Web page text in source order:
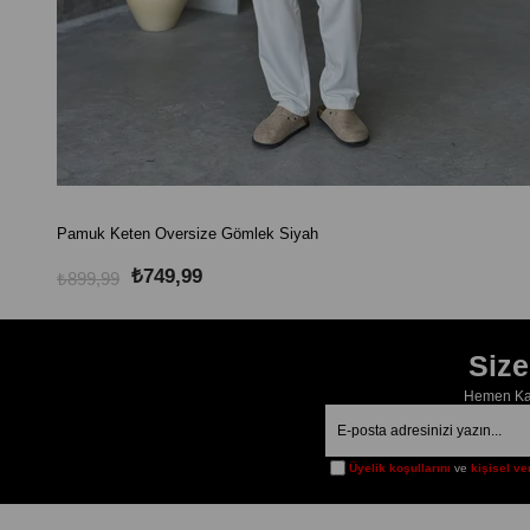
Pamuk Keten Oversize Gömlek Siyah
₺749,99
₺899,99
Hemen
Üyelik koşullarını ve kişisel